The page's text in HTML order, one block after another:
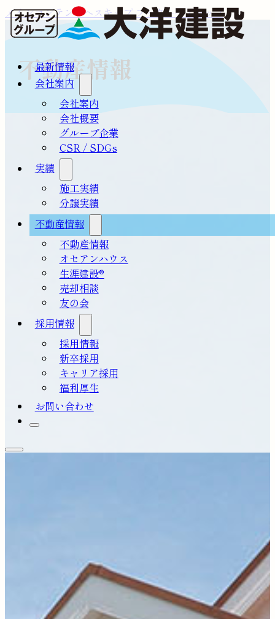
メインコンテンツへスキップフッターへスキップ
最新情報
会社案内
会社案内
会社概要
グループ企業
CSR / SDGs
実績
施工実績
分譲実績
不動産情報
不動産情報
オセアンハウス
生涯建設®
売却相談
友の会
採用情報
採用情報
新卒採用
キャリア採用
福利厚生
お問い合わせ
不動産情報